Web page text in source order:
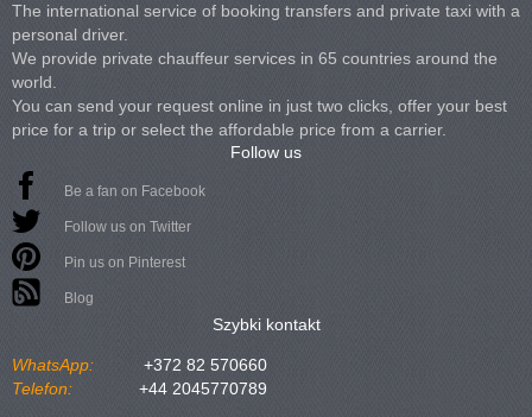
The international service of booking transfers and private taxi with a
personal driver.
We provide private chauffeur services in 65 countries around the
world.
You can send your request online in just two clicks, offer your best
price for a trip or select the affordable price from a carrier.
Follow us
Be a fan on Facebook
Follow us on Twitter
Pin us on Pinterest
Blog
Szybki kontakt
WhatsApp:
+372 82 570660
Telefon:
+44 2045770789